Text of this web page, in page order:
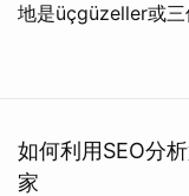
地是üçgüzeller或三
如何利用SEO分
家